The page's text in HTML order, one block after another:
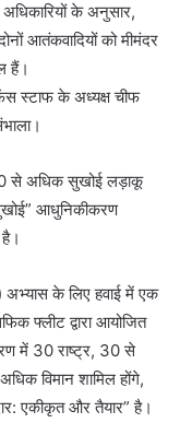
के अनुसार,
आतंकवादियों को मीमंदर
हैं।
स्टाफ के अध्यक्ष चीफ
से अधिक सुखोई लड़ाकू
आधुनिकीकरण
के लिए हवाई में एक
फ्लीट द्वारा आयोजित
में 30 राष्ट्र, 30 से
विमान शामिल होंगे,
एकीकृत और तैयार” है।